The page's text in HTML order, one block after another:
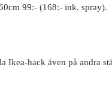
99:- (168:- ink. spray).
Ikea-hack även på andra